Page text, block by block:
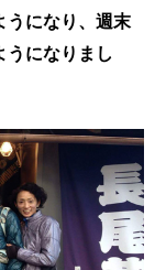
になり、 週末
うになりまし